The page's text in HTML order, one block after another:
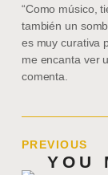
“Como músico,
también un
es muy curativa
me encanta ver
comenta.
PREVIOUS
YOU